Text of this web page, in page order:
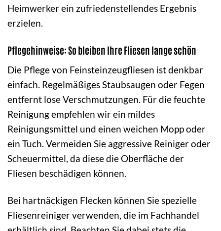
Heimwerker ein zufriedenstellendes Ergebnis
erzielen.
Pflegehinweise: So bleiben Ihre Fliesen lange schön
Die Pflege von Feinsteinzeugfliesen ist denkbar
einfach. Regelmäßiges Staubsaugen oder Fegen
entfernt lose Verschmutzungen. Für die feuchte
Reinigung empfehlen wir ein mildes
Reinigungsmittel und einen weichen Mopp oder
ein Tuch. Vermeiden Sie aggressive Reiniger oder
Scheuermittel, da diese die Oberfläche der
Fliesen beschädigen können.
Bei hartnäckigen Flecken können Sie spezielle
Fliesenreiniger verwenden, die im Fachhandel